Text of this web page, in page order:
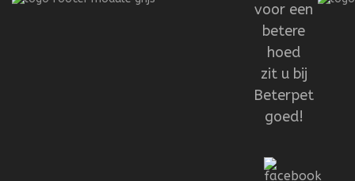
voor een
betere
hoed
zit u bij
Beterpet
goed!